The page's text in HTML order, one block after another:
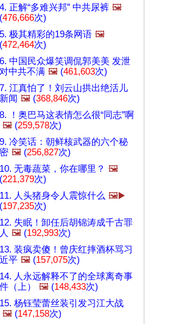
4. 正解“多难兴邦” 中共尿裤 🖼️
(476,666次)
5. 极其精彩的19条网语 🖼️
(472,464次)
6. 中国民众爆笑调侃郭美美 发泄
对中共不满 🖼️ (461,603次)
7. 江真怕了！刘云山拱出绝活儿
新闻 🖼️ (368,846次)
8. ！奥巴马这表情怎么很“同志”啊
🖼️ (259,578次)
9. 冷笑话：朝鲜核武器的六个秘
密 🖼️ (256,827次)
10. 无毒蔬菜，你在哪里？ 🖼️
(221,379次)
11. 人头猪身令人震惊什么 🖼️▶️
(197,235次)
12. 失眠！卸任后胡锦涛成千古罪
人 🖼️ (192,993次)
13. 装疯卖傻！曾庆红摔酒杯骂习
近平 🖼️ (157,075次)
14. 人永远解释不了的全球离奇事
件（上）
🖼️ (148,433次)
15. 杨钰莹蕾丝装引发习江大战
🖼️ (147,158次)